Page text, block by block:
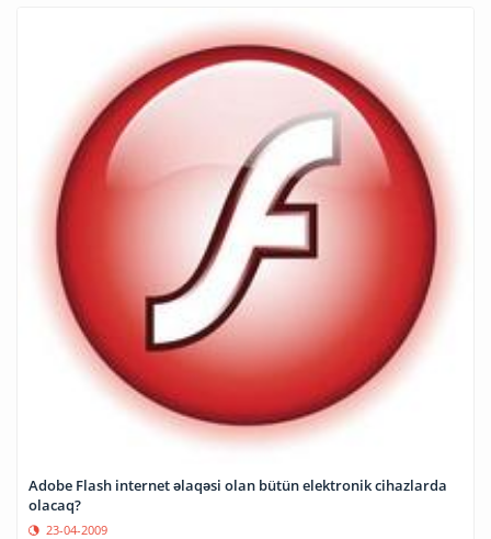
Adobe Flash internet əlaqəsi olan bütün elektronik cihazlarda
olacaq?
23-04-2009